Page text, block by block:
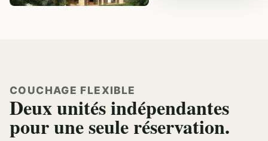
COUCHAGE FLEXIBLE
Deux unités indépendantes
pour une seule réservation.